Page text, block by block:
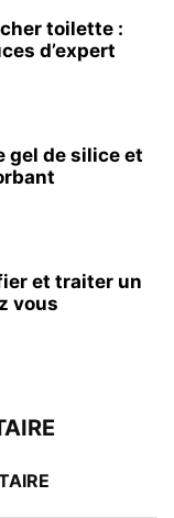
toilette :
d’expert
gel de silice et
et traiter un
vous